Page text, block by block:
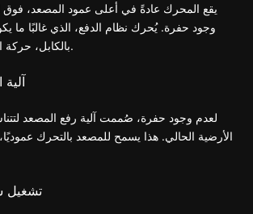
يقع المحرك عادةً في أعلى عمود المصعد، فوق
وجود حفرة. يُحرك نظام الدفع، الذي غالبًا ما
بالكابل، حركة المصعد صعودًا وهبوطًا.
لعدم وجود حفرة، صُممت آلية رفع المصعد
الأرضية الحالي. هذا يسمح للمصعد بالتحرك